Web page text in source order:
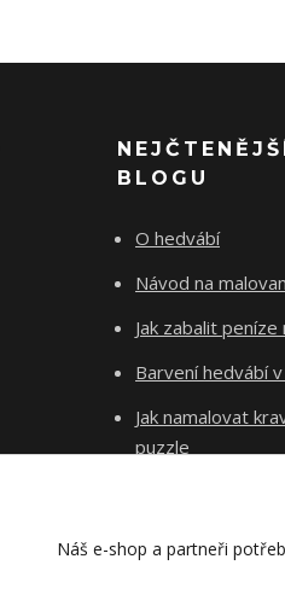
BLOGU
O hedvábí
Návod na
Jak zabalit
Barvení hedvábí
Jak namalovat
puzzle
Náš e-shop a partneři